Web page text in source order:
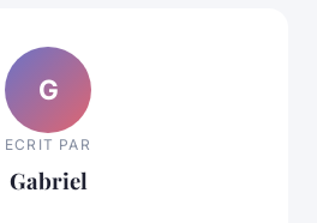
G
ECRIT PAR
Gabriel